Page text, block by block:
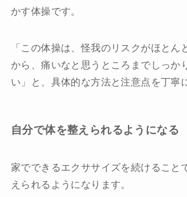
かす体操です。
「この体操は、怪我のリスクがほとん
から、痛いなと思うところまでしっか
い」と、具体的な方法と注意点を丁寧
自分で体を整えられるようになる
家でできるエクササイズを続けること
えられるようになります。